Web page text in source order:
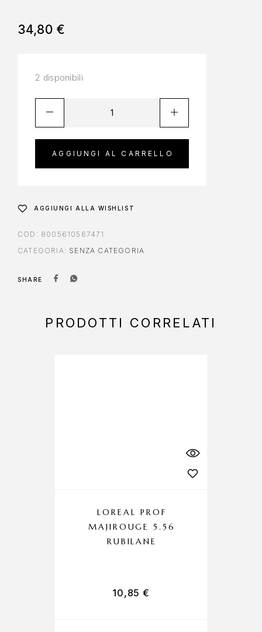
34,80 €
2 disponibili
AGGIUNGI AL CARRELLO
AGGIUNGI ALLA WISHLIST
COD: 8005610567471
CATEGORIA: SENZA CATEGORIA
SHARE
PRODOTTI CORRELATI
LOREAL PROF
MAJIROUGE 5.56
RUBILANE
10,85 €